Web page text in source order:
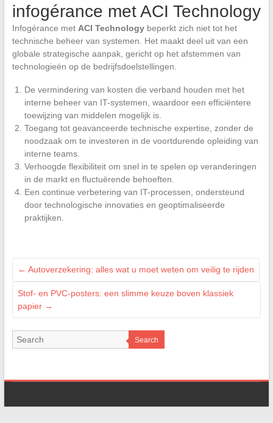
infogérance met ACI Technology
Infogérance met ACI Technologybeperkt zich niet tot het
technische beheer van systemen. Het maakt deel uit van een
globale strategische aanpak, gericht op het afstemmen van
technologieën op de bedrijfsdoelstellingen.
De vermindering van kosten die verband houden met het
interne beheer van IT-systemen, waardoor een efficiëntere
toewijzing van middelen mogelijk is.
Toegang tot geavanceerde technische expertise, zonder de
noodzaak om te investeren in de voortdurende opleiding van
interne teams.
Verhoogde flexibiliteit om snel in te spelen op veranderingen
in de markt en fluctuërende behoeften.
Een continue verbetering van IT-processen, ondersteund
door technologische innovaties en geoptimaliseerde
praktijken.
← Autoverzekering: alles wat u moet weten om veilig te rijden
Stof- en PVC-posters: een slimme keuze boven klassiek
papier →
Search